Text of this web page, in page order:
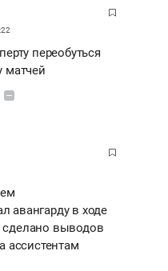
переобуться
матчей
авангарду в ходе
сделано выводов
ассистентам